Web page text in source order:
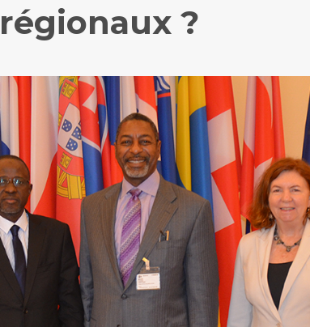
?